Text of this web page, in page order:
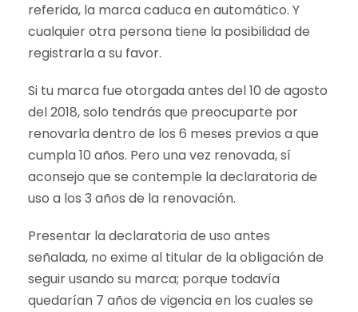
referida, la marca caduca en automático. Y
cualquier otra persona tiene la posibilidad de
registrarla a su favor.
Si tu marca fue otorgada antes del 10 de agosto
del 2018, solo tendrás que preocuparte por
renovarla dentro de los 6 meses previos a que
cumpla 10 años. Pero una vez renovada, sí
aconsejo que se contemple la declaratoria de
uso a los 3 años de la renovación.
Presentar la declaratoria de uso antes
señalada, no exime al titular de la obligación de
seguir usando su marca; porque todavía
quedarían 7 años de vigencia en los cuales se